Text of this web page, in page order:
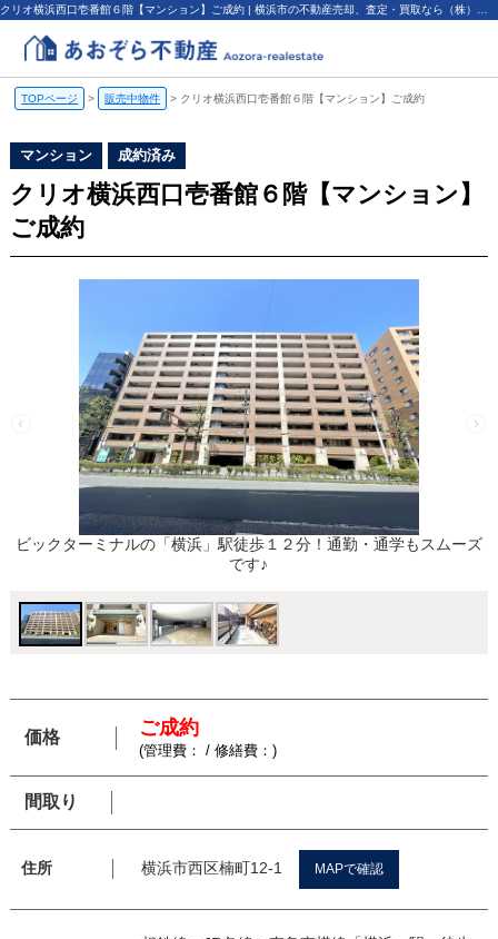
TOPページ > 販売中物件 > クリオ横浜西口壱番館６階【マンション】ご成約
マンション 成約済み
クリオ横浜西口壱番館６階【マンション】
ご成約
ビックターミナルの「横浜」駅徒歩１２分！通勤・通学もスムーズ
です♪
価格 ご成約
(管理費： / 修繕費：)
間取り
住所 横浜市西区楠町12-1 MAPで確認